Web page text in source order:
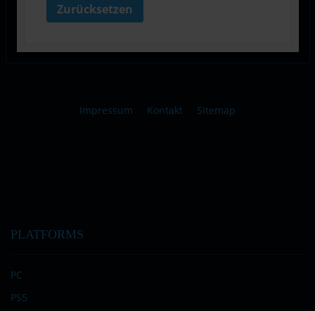
Zurücksetzen
Impressum Kontakt Sitemap
PLATFORMS
PC
PS5